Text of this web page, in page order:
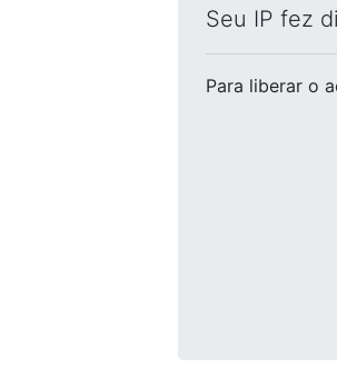
Seu IP fez
Para liberar o